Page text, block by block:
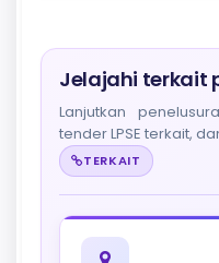
Jelajahi terkait
Lanjutkan
tender LPSE terkait,
TERKAIT